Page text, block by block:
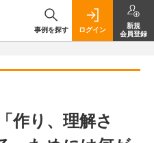
事例を探す ログイン
新規
会員登録
作り、理解さ